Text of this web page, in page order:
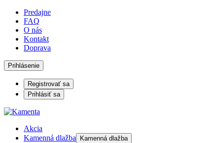
Predajne
FAQ
O nás
Kontakt
Doprava
Prihlásenie
Registrovať sa
Prihlásiť sa
Akcia
Kamenná dlažba
Kamenná dlažba